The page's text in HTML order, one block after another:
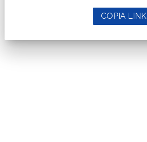
COPIA LINK